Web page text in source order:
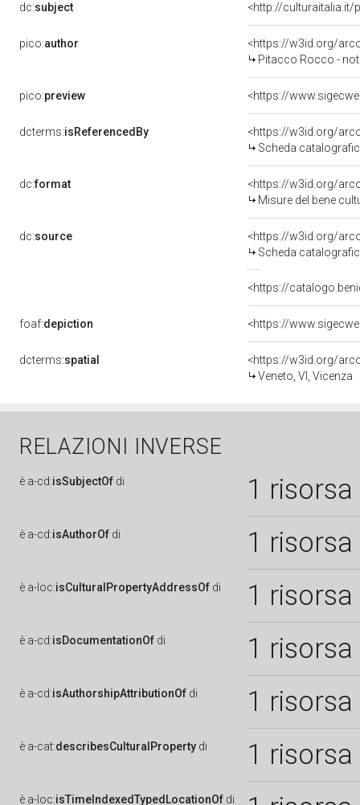
dc:subject <http://culturaitalia.it/
pico:author
<https://w3id.org/
Pitacco Rocco -
pico:preview
dcterms:isReferencedBy
<https://w3id.org/
Scheda
dc:format
<https://w3id.org/
Misure del bene
dc:source
<https://w3id.org/
Scheda
<https://
foaf:depiction
dcterms:spatial
<https://w3id.org/
Veneto, VI, Vicenza
RELAZIONI INVERSE
è a-cd:isSubjectOf di 1 risorsa
è a-cd:isAuthorOf di 1 risorsa
è a-loc:isCulturalPropertyAddressOf di 1 risorsa
è a-cd:isDocumentationOf di 1 risorsa
è a-cd:isAuthorshipAttributionOf di 1 risorsa
è a-cat:describesCulturalProperty di 1 risorsa
è a-loc:isTimeIndexedTypedLocationOf di